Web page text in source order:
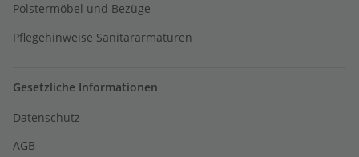
Polstermöbel und Bezüge
Pflegehinweise Sanitärarmaturen
Gesetzliche Informationen
Datenschutz
AGB